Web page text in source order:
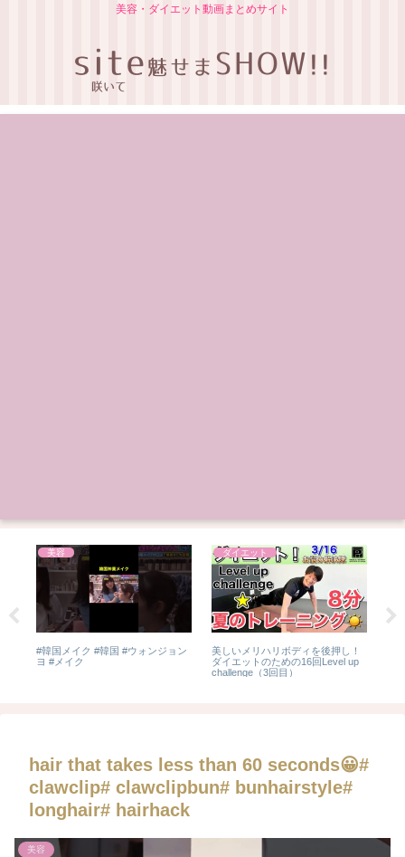
美容・ダイエット動画まとめサイト
美容
#韓国メイク #韓国 #ウォンジョン
ヨ #メイク
ダイエット
美しいメリハリボディを後押し！
ダイエットのための16回Level up
challenge（3回目）
hair that takes less than 60 seconds😀#
clawclip# clawclipbun# bunhairstyle#
longhair# hairhack
美容